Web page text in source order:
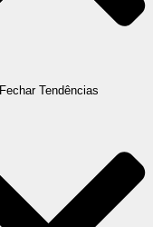
Fechar Tendências